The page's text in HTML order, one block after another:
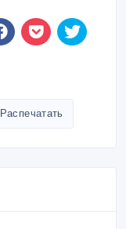
Распечатать